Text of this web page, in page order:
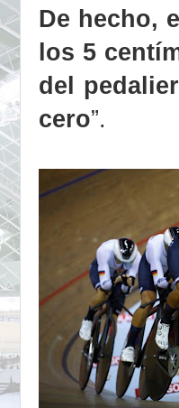
De hecho,
los 5
del
cero”.